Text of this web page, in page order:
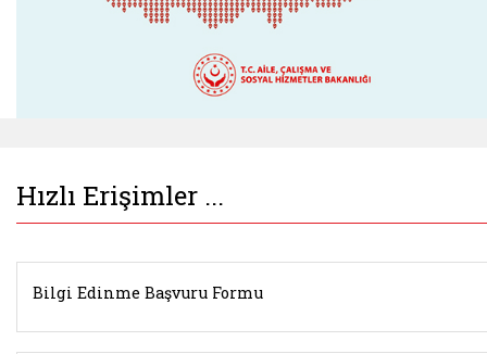
Hızlı Erişimler ...
Bilgi Edinme Başvuru Formu